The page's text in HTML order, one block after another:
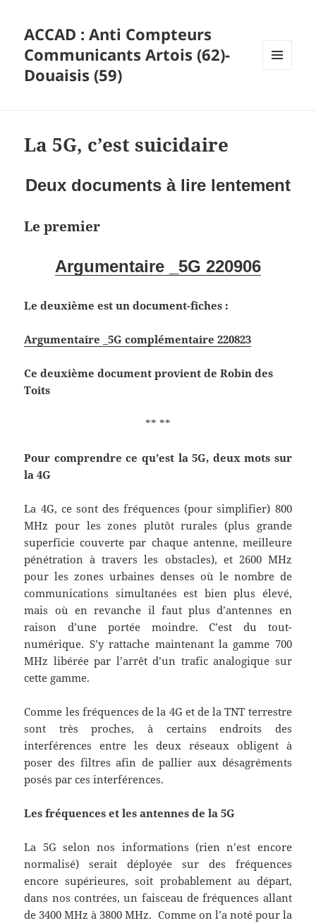
ACCAD : Anti Compteurs
Communicants Artois (62)-
Douaisis (59)
La 5G, c’est suicidaire
Deux documents à lire lentement
Le premier
Argumentaire _5G 220906
Le deuxième est un document-fiches :
Argumentaire _5G complémentaire 220823
Ce deuxième document provient de Robin des
Toits
** **
Pour comprendre ce qu’est la 5G, deux mots sur
la 4G
La 4G, ce sont des fréquences (pour simplifier) 800
MHz pour les zones plutôt rurales (plus grande
superficie couverte par chaque antenne, meilleure
pénétration à travers les obstacles), et 2600 MHz
pour les zones urbaines denses où le nombre de
communications simultanées est bien plus élevé,
mais où en revanche il faut plus d’antennes en
raison d’une portée moindre. C’est du tout-
numérique. S’y rattache maintenant la gamme 700
MHz libérée par l’arrêt d’un trafic analogique sur
cette gamme.
Comme les fréquences de la 4G et de la TNT terrestre
sont très proches, à certains endroits des
interférences entre les deux réseaux obligent à
poser des filtres afin de pallier aux désagréments
posés par ces interférences.
Les fréquences et les antennes de la 5G
La 5G selon nos informations (rien n’est encore
normalisé) serait déployée sur des fréquences
encore supérieures, soit probablement au départ,
dans nos contrées, un faisceau de fréquences allant
de 3400 MHz à 3800 MHz. Comme on l’a noté pour la